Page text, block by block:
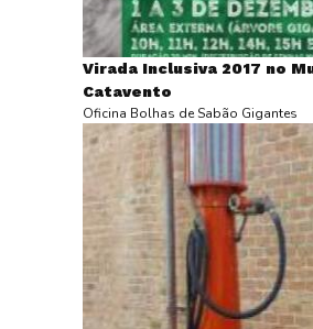
Virada Inclusiva 2017 no
Catavento
Oficina Bolhas de Sabão Gigantes